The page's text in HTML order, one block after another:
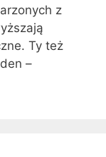
z
Ty też
–